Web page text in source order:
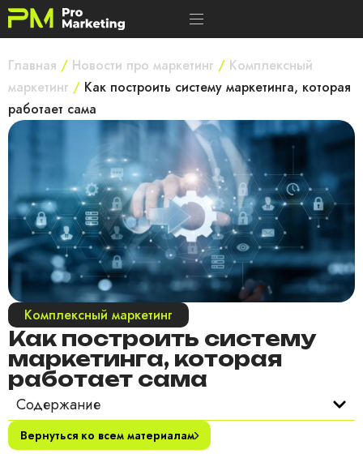
Главная / Новости про маркетинг / Комплексный
маркетинг / Как построить систему маркетинга, которая
работает сама
Комплексный маркетинг
Как построить систему
маркетинга, которая
работает сама
Содержание
Вернуться ко всем материалам